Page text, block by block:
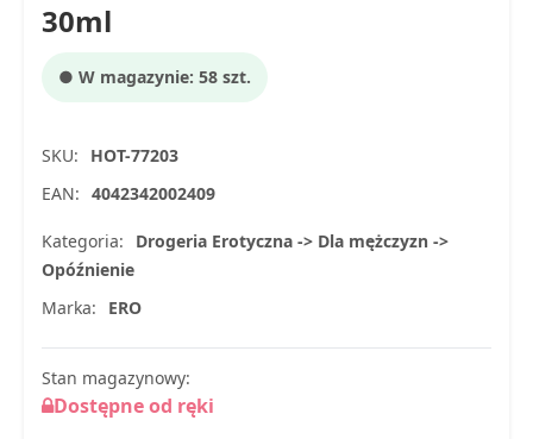
30ml
● W magazynie: 58 szt.
SKU:
HOT-77203
EAN: 4042342002409
Kategoria:
Drogeria Erotyczna -> Dla mężczyzn ->
Opóźnienie
Marka:
ERO
Stan magazynowy:
Dostępne od ręki